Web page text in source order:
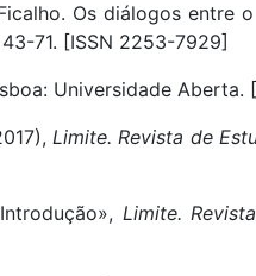
Os diálogos
71. [ISSN 2253-7929]
Universidade
Limite. Revista de
Limite.